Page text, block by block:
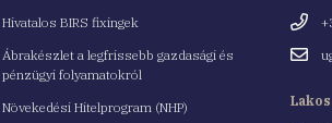
Hivatalos BIRS fixingek
Ábrakészlet a legfrissebb gazdasági és
pénzügyi folyamatokról
Növekedési Hitelprogram (NHP)
Email